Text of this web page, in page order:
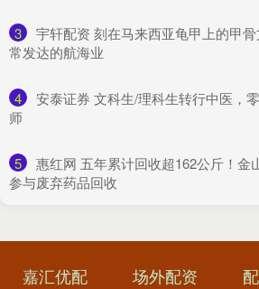
3
宇轩配资 刻在马来西亚龟甲上的甲
常发达的航海业
4
安泰证券 文科生/理科生转行中医，
师
5
惠红网 五年累计回收超162公斤！金
参与废弃药品回收
嘉汇优配 场外配资